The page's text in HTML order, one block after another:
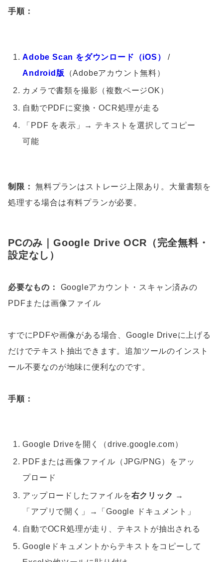
手順：
Adobe Scan をダウンロード（iOS）
/
Android版 （Adobeアカウント無料）
カメラで書類を撮影（複数ページOK）
自動でPDFに変換・OCR処理が走る
「PDF を表示」→ テキストを選択してコピー
可能
制限：
無料プランはストレージ上限あり。大量書類を
処理する場合は有料プランが必要。
PCのみ｜Google Drive OCR（完全無料・
設定なし）
必要なもの：
Googleアカウント・スキャン済みの
PDFまたは画像ファイル
すでにPDFや画像がある場合、Google Driveに上げる
だけでテキスト抽出できます。追加ツールのインスト
ール不要なのが地味に便利なのです。
手順：
Google Driveを開く（drive.google.com）
PDFまたは画像ファイル（JPG/PNG）をアッ
プロード
アップロードしたファイルを右クリック →
「アプリで開く」→「Google ドキュメント」
自動でOCR処理が走り、テキストが抽出される
Googleドキュメントからテキストをコピーして